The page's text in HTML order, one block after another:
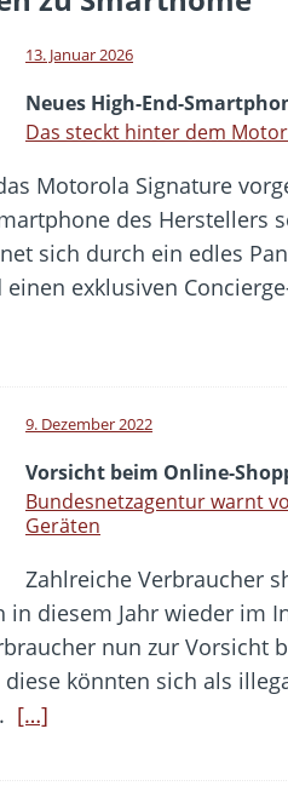
weltweit aktive Phishing-
der Verbraucher gestärkt –
13. Januar 2026
Neues High-End-
Das steckt hinter dem
Motorola Signature
des Herstellers
sich durch ein edles
exklusiven
9. Dezember 2022
Vorsicht beim Online-
Bundesnetzagentur warnt
Geräten
Zahlreiche Verbraucher
in diesem Jahr wieder im
nun zur Vorsicht
könnten sich als
[…]